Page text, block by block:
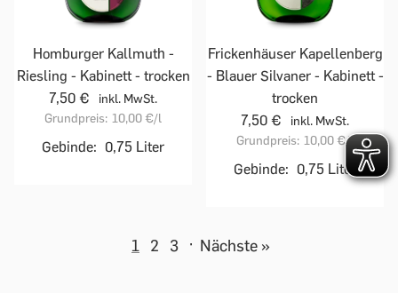
Homburger Kallmuth -
Riesling - Kabinett - trocken
7,50 €
inkl. MwSt.
Grundpreis: 10,00 €/l
Gebinde: 0,75 Liter
Frickenhäuser Kapellenberg
- Blauer Silvaner - Kabinett -
trocken
7,50 €
inkl. MwSt.
Grundpreis: 10,00 €/l
Gebinde: 0,75 Liter
1 2 3 · Nächste »